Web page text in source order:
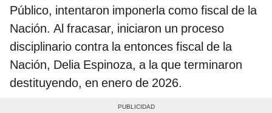
Público, intentaron imponerla como fiscal de la
Nación. Al fracasar, iniciaron un proceso
disciplinario contra la entonces fiscal de la
Nación, Delia Espinoza, a la que terminaron
destituyendo, en enero de 2026.